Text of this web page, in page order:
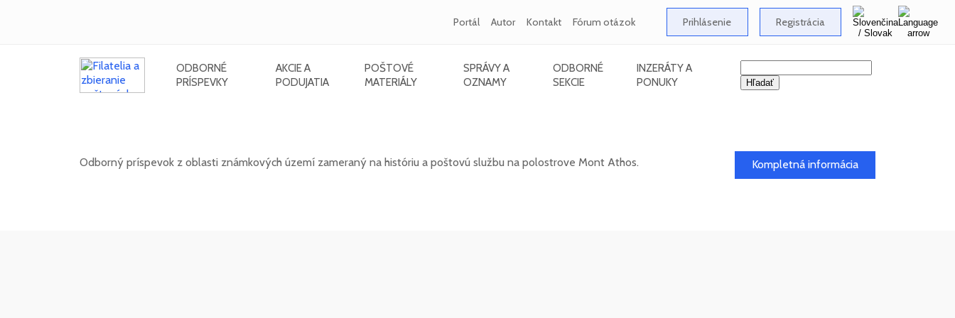
Portál Autor Kontakt Fórum otázok Prihlásenie Registrácia
ODBORNÉ
PRÍSPEVKY
AKCIE A
PODUJATIA
POŠTOVÉ
MATERIÁLY
SPRÁVY A
OZNAMY
ODBORNÉ
SEKCIE
INZERÁTY A
PONUKY
Odborný príspevok z oblasti známkových území zameraný na históriu a poštovú službu na polostrove Mont Athos.
Kompletná informácia